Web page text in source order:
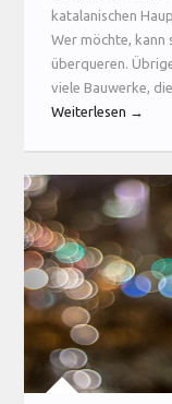
katalanischen
Wer möchte, kann
überqueren.
viele Bauwerke,
Weiterlesen →